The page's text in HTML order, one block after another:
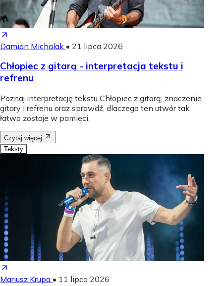
Damian Michalak • 21 lipca 2026
Chłopiec z gitarą - interpretacja tekstu i
refrenu
Poznaj interpretację tekstu Chłopiec z gitarą, znaczenie
gitary i refrenu oraz sprawdź, dlaczego ten utwór tak
łatwo zostaje w pamięci.
Czytaj więcej
Teksty
Mariusz Krupa • 11 lipca 2026